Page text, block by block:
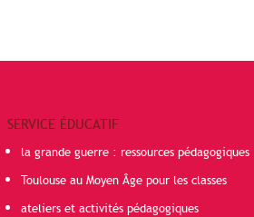
SERVICE ÉDUCATIF
la grande guerre : ressources pédagogiques
Toulouse au Moyen Âge pour les classes
ateliers et activités pédagogiques